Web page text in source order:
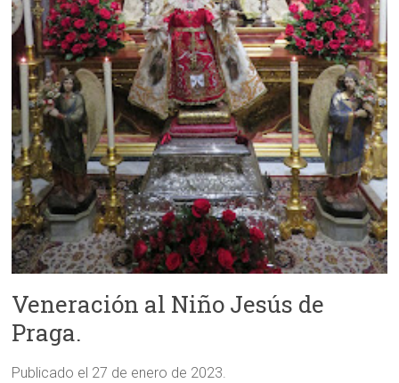
Veneración al Niño Jesús de
Praga.
Publicado el 27 de enero de 2023.